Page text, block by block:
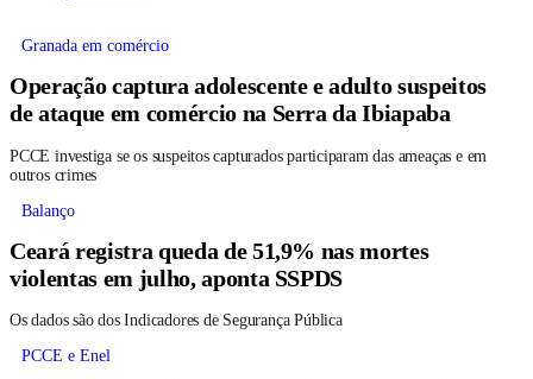
Granada em comércio
Operação captura adolescente e adulto suspeitos
de ataque em comércio na Serra da Ibiapaba
PCCE investiga se os suspeitos capturados participaram das ameaças e em
outros crimes
Balanço
Ceará registra queda de 51,9% nas mortes
violentas em julho, aponta SSPDS
Os dados são dos Indicadores de Segurança Pública
PCCE e Enel